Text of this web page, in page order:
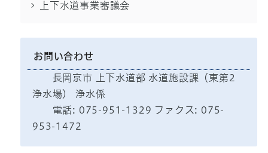
上下水道事業審議会
お問い合わせ
長岡京市 上下水道部 水道施設課（東第2
浄水場） 浄水係
電話: 075-951-1329 ファクス: 075-
953-1472